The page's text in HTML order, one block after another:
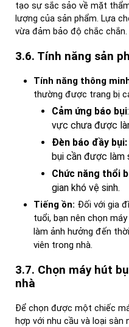
tạo sự sắc sảo về mặt
lượng của sản phẩm. Lựa
vừa đảm bảo độ chắc chắn.
3.6. Tính năng sản
Tính năng thông
thường được trang bị
Cảm ứng báo bụi
vực chưa được
Đèn báo đầy bụi:
bụi cần được làm
Chức năng thổi
gian khó vệ sinh.
Tiếng ồn: Đối với gia
tuổi, bạn nên chọn
làm ảnh hưởng đến
viên trong nhà.
3.7. Chọn máy hút
nhà
Để chọn được một chiếc
hợp với nhu cầu và loại sàn